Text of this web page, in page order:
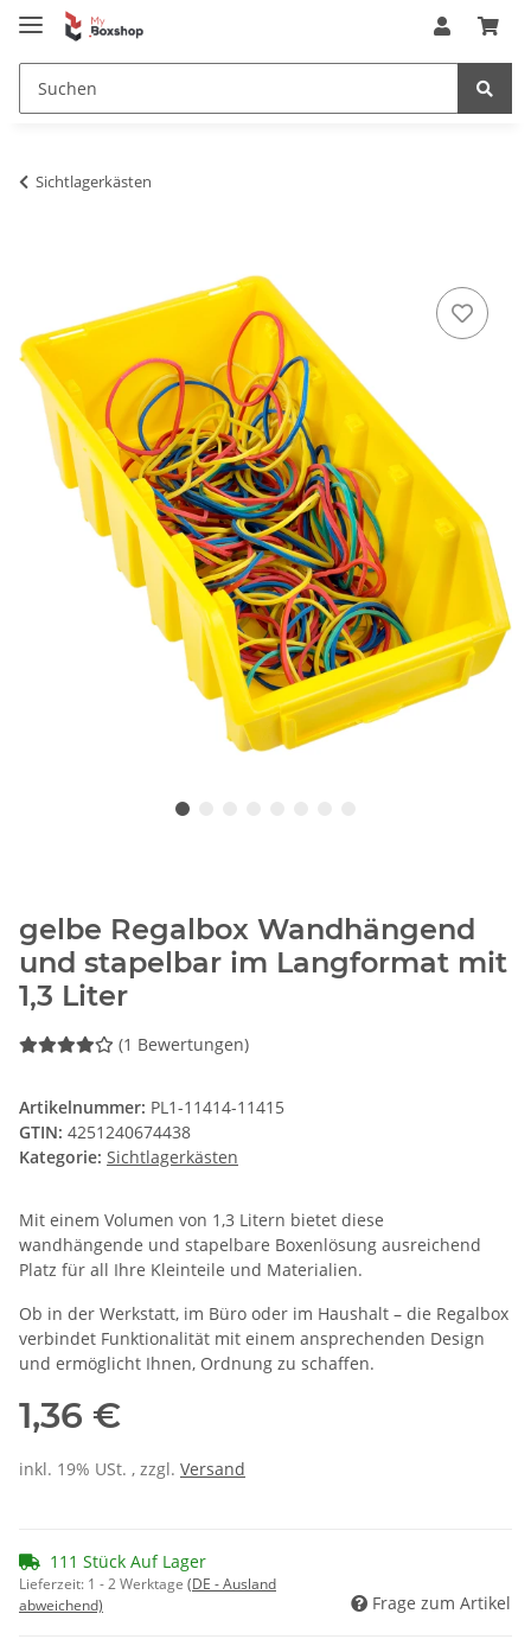
Sichtlagerkästen
gelbe Regalbox Wandhängend
und stapelbar im Langformat mit
1,3 Liter
(1 Bewertungen)
Artikelnummer: PL1-11414-11415
GTIN: 4251240674438
Kategorie: Sichtlagerkästen
Mit einem Volumen von 1,3 Litern bietet diese
wandhängende und stapelbare Boxenlösung ausreichend
Platz für all Ihre Kleinteile und Materialien.
Ob in der Werkstatt, im Büro oder im Haushalt – die Regalbox
verbindet Funktionalität mit einem ansprechenden Design
und ermöglicht Ihnen, Ordnung zu schaffen.
1,36 €
inkl. 19% USt. , zzgl. Versand
111 Stück Auf Lager
Lieferzeit: 1 - 2 Werktage (DE - Ausland
abweichend)
Frage zum Artikel